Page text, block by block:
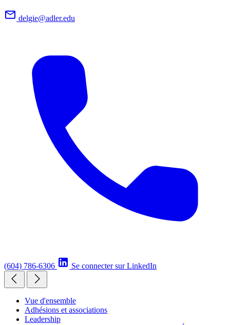
delgie@adler.edu
(604) 786-6306 Se connecter sur LinkedIn
Vue d'ensemble
Adhésions et associations
Leadership